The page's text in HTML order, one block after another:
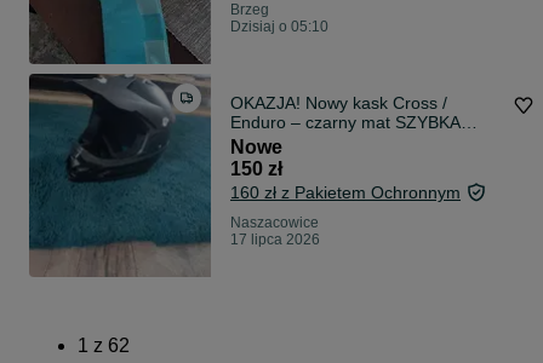
Brzeg
Dzisiaj o 05:10
OKAZJA! Nowy kask Cross /
Enduro – czarny mat SZYBKA
WYSYŁKA
Nowe
150 zł
160 zł z Pakietem Ochronnym
Naszacowice
17 lipca 2026
1 z 62